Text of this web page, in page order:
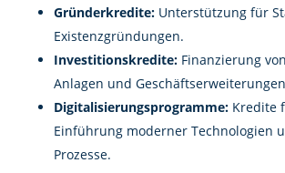
Gründerkredite:Unterstützung für
Existenzgründungen.
Investitionskredite:Finanzierung
Anlagen und
Digitalisierungsprogramme:Kredite
Einführung moderner Technologien
Prozesse.